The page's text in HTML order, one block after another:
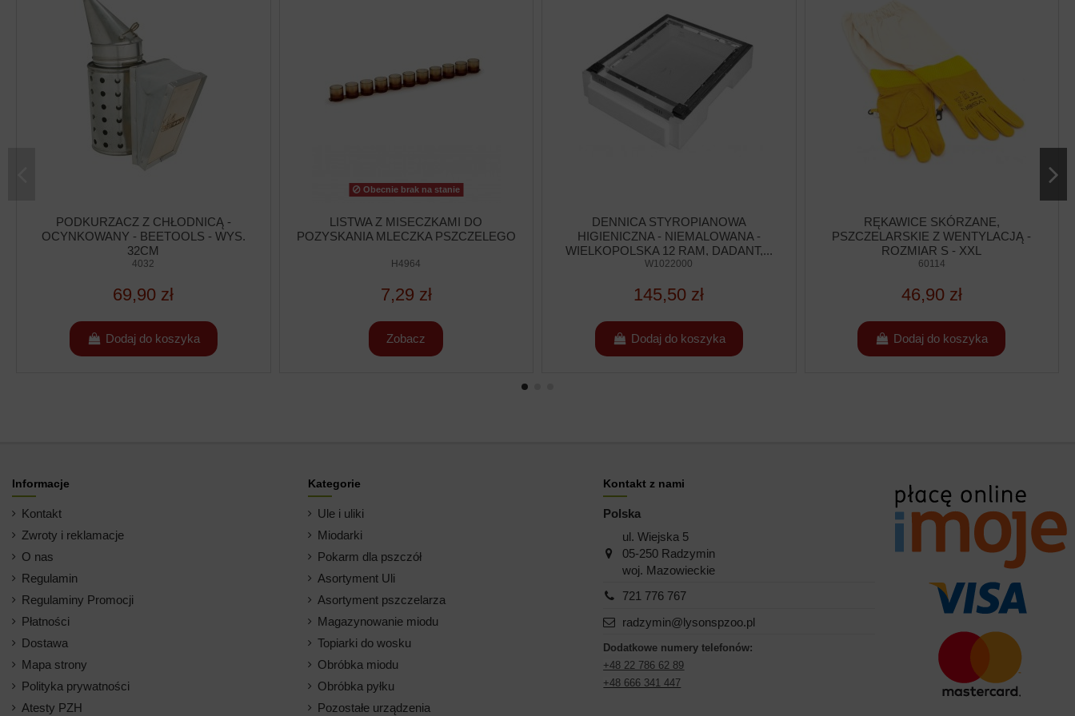
PODKURZACZ Z CHŁODNICĄ -
OCYNKOWANY - BEETOOLS - WYS.
32CM
4032
69,90 zł
Dodaj do koszyka
Obecnie brak na stanie
LISTWA Z MISECZKAMI DO
POZYSKANIA MLECZKA PSZCZELEGO
H4964
7,29 zł
Zobacz
DENNICA STYROPIANOWA
HIGIENICZNA - NIEMALOWANA -
WIELKOPOLSKA 12 RAM, DADANT,...
W1022000
145,50 zł
Dodaj do koszyka
RĘKAWICE SKÓRZANE,
PSZCZELARSKIE Z WENTYLACJĄ -
ROZMIAR S - XXL
60114
46,90 zł
Dodaj do koszyka
Informacje
Kontakt
Zwroty i reklamacje
O nas
Regulamin
Regulaminy Promocji
Płatności
Dostawa
Mapa strony
Polityka prywatności
Atesty PZH
Kategorie
Ule i uliki
Miodarki
Pokarm dla pszczół
Asortyment Uli
Asortyment pszczelarza
Magazynowanie miodu
Topiarki do wosku
Obróbka miodu
Obróbka pyłku
Pozostałe urządzenia
Kontakt z nami
Polska
ul. Wiejska 5
05-250 Radzymin
woj. Mazowieckie
721 776 767
radzymin@lysonspzoo.pl
Dodatkowe numery telefonów:
+48 22 786 62 89
+48 666 341 447